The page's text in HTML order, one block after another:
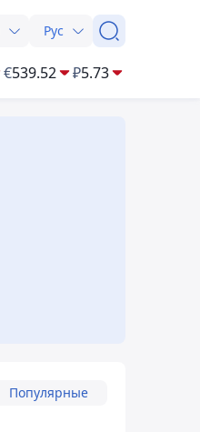
Рус
€539.52 ₽5.73
Популярные